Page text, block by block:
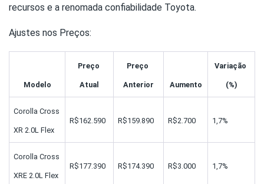
recursos e a renomada confiabilidade Toyota.
Ajustes nos Preços:
Modelo
Preço
Atual
Preço
Anterior Aumento
Variação
(%)
Corolla Cross
XR 2.0L Flex
R$162.590 R$159.890 R$2.700 1,7%
Corolla Cross
XRE 2.0L Flex
R$177.390 R$174.390 R$3.000 1,7%